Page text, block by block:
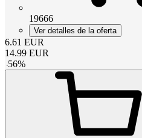
19666
Ver detalles de la oferta
6.61 EUR
14.99 EUR
-56%